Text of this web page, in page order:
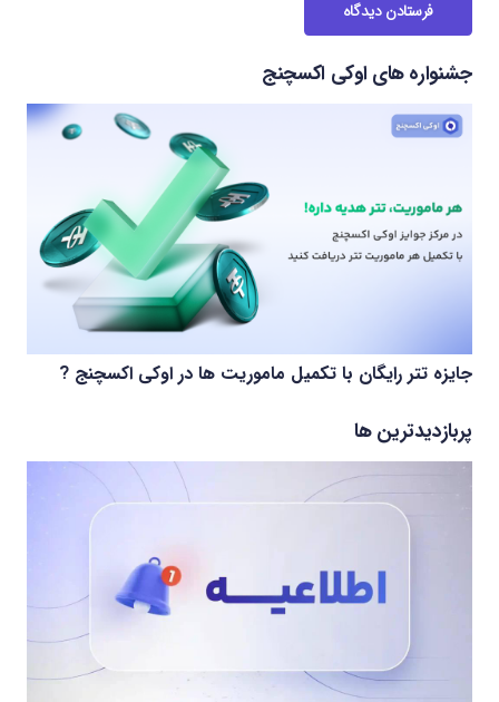
فرستادن دیدگاه
جشنواره های اوکی اکسچنج
جایزه تتر رایگان با تکمیل ماموریت ها در اوکی اکسچنج ?
پربازدیدترین ها